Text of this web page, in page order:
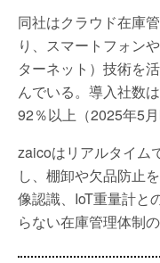
同社はクラウド在庫
り、スマートフォン
ターネット）技術を
んでいる。導入社数
92％以上（2025年5月
zaicoはリアルタイム
し、棚卸や欠品防止
像認識、IoT重量計と
らない在庫管理体制